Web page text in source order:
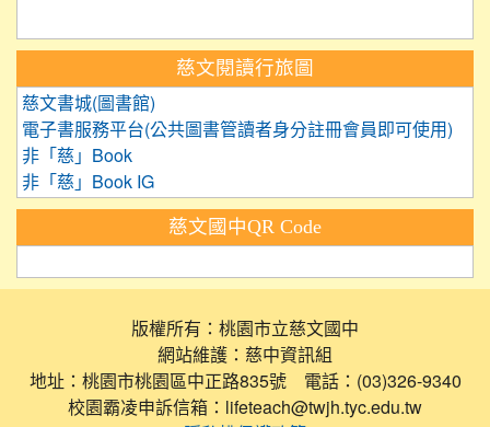
慈文閱讀行旅圖
慈文書城(圖書館)
電子書服務平台(公共圖書管讀者身分註冊會員即可使用)
非「慈」Book
非「慈」Book IG
慈文國中QR Code
版權所有：桃園市立慈文國中
網站維護：慈中資訊組
地址：桃園市桃園區中正路835號 電話：(03)326-9340
校園霸凌申訴信箱：lifeteach@twjh.tyc.edu.tw